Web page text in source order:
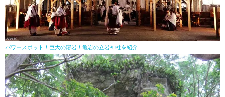
パワースポット！巨大の溶岩！亀岩の立岩神社を紹介